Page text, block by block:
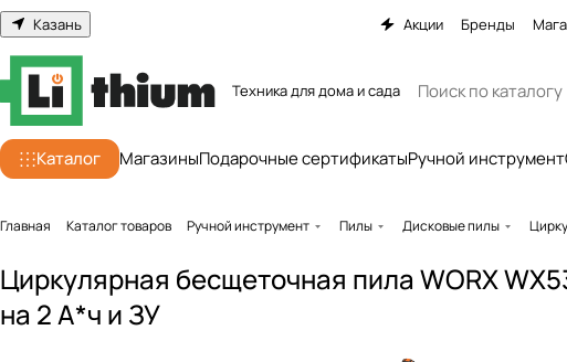
Казань Акции Бренды
Техника для дома и сада
Каталог МагазиныПодарочные сертификатыРучной инструмент
Главная Каталог товаров Ручной инструмент Пилы Дисковые пилы
Циркулярная бесщеточная пила WORX
на 2 А*ч и ЗУ